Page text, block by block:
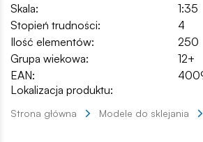
Skala:
1:35
Stopień trudności:
4
Ilość elementów:
250
Grupa wiekowa:
12+
EAN:
Lokalizacja produktu:
Strona główna Modele do sklejania